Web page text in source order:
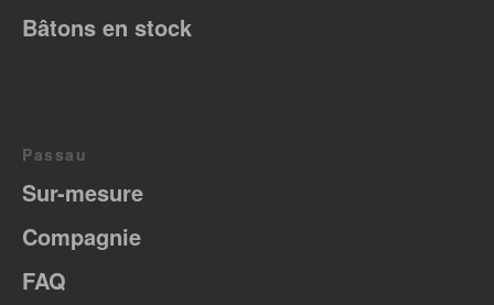
Bâtons en stock
Passau
Sur-mesure
Compagnie
FAQ